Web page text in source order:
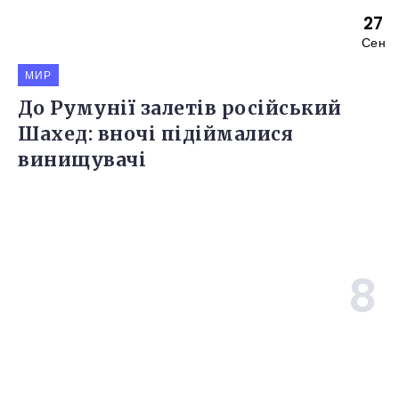
27
Сен
МИР
До Румунії залетів російський
Шахед: вночі підіймалися
винищувачі